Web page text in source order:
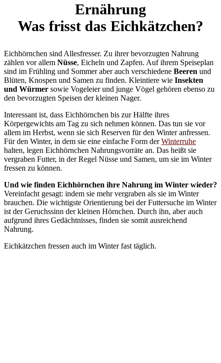
Ernährung
Was frisst das Eichkätzchen?
Eichhörnchen sind Allesfresser. Zu ihrer bevorzugten Nahrung
zählen vor allem Nüsse, Eicheln und Zapfen. Auf ihrem Speiseplan
sind im Frühling und Sommer aber auch verschiedene Beeren und
Blüten, Knospen und Samen zu finden. Kleintiere wie Insekten
und Würmer sowie Vogeleier und junge Vögel gehören ebenso zu
den bevorzugten Speisen der kleinen Nager.
Interessant ist, dass Eichhörnchen bis zur Hälfte ihres
Körpergewichts am Tag zu sich nehmen können. Das tun sie vor
allem im Herbst, wenn sie sich Reserven für den Winter anfressen.
Für den Winter, in dem sie eine einfache Form derWinterruhe
halten, legen Eichhörnchen Nahrungsvorräte an. Das heißt sie
vergraben Futter, in der Regel Nüsse und Samen, um sie im Winter
fressen zu können.
Und wie finden Eichhörnchen ihre Nahrung im Winter wieder?
Vereinfacht gesagt: indem sie mehr vergraben als sie im Winter
brauchen. Die wichtigste Orientierung bei der Futtersuche im Winter
ist der Geruchssinn der kleinen Hörnchen. Durch ihn, aber auch
aufgrund ihres Gedächtnisses, finden sie somit ausreichend
Nahrung.
Eichkätzchen fressen auch im Winter fast täglich.